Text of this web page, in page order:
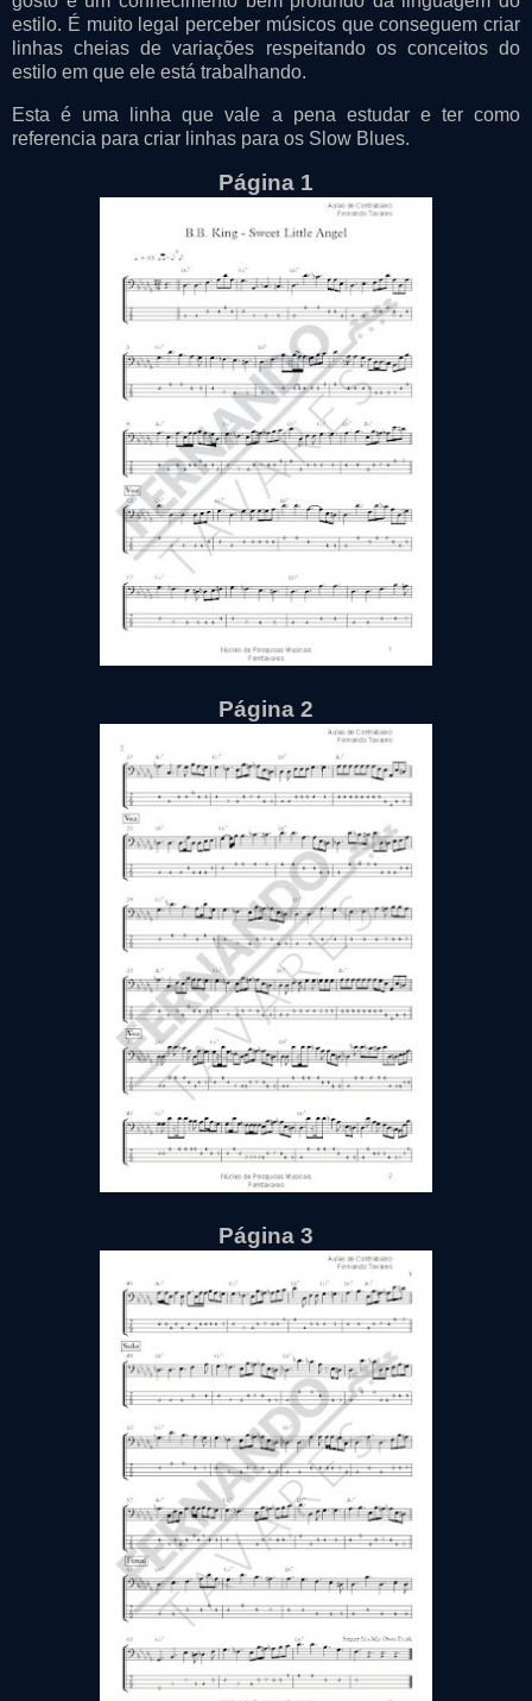
estilo. É muito legal perceber músicos que conseguem criar
linhas cheias de variações respeitando os conceitos do
estilo em que ele está trabalhando.
Esta é uma linha que vale a pena estudar e ter como
referencia para criar linhas para os Slow Blues.
Página 1
Página 2
Página 3